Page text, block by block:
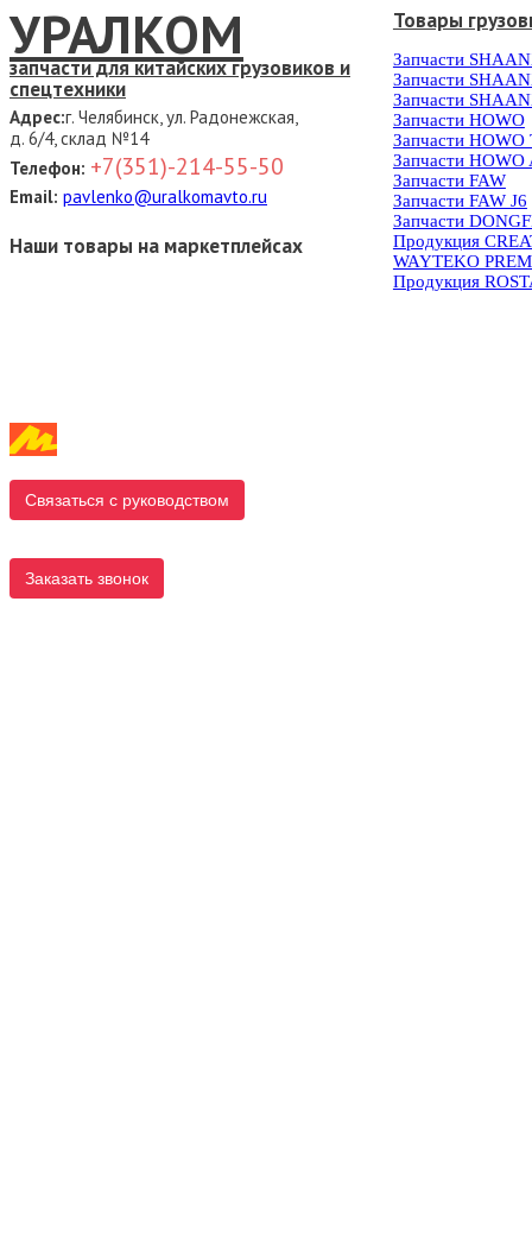
УРАЛКОМ
запчасти для китайских грузовиков и
спецтехники
Адрес:г. Челябинск, ул. Радонежская,
д. 6/4, склад №14
Телефон: +7(351)-214-55-50
Email: pavlenko@uralkomavto.ru
Наши товары на маркетплейсах
Связаться с руководством
Заказать звонок
Товары
Запчасти
Запчасти
Запчасти
Запчасти HOWO
Запчасти HOWO
Запчасти HOWO
Запчасти FAW
Запчасти FAW J6
Запчасти
Продукция
WAYTEKO
Продукция